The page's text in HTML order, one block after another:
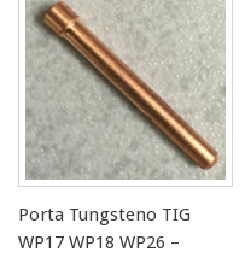
Porta Tungsteno TIG
WP17 WP18 WP26 –